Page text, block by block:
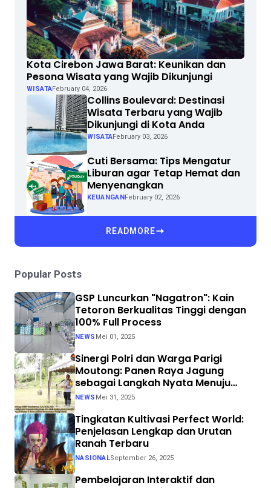
Kota Cirebon Jawa Barat: Keunikan dan
Pesona Wisata yang Wajib Dikunjungi
WISATAFebruary 04, 2026
Collins Boulevard: Destinasi
Wisata Terbaru yang Wajib
Dikunjungi di Kota Anda
WISATAFebruary 03, 2026
Cuti Bersama: Tips Mengatur
Liburan agar Tetap Hemat dan
Menyenangkan
KEUANGANFebruary 02, 2026
READMORE
Popular Posts
GSP Luncurkan "Nagatron": Kain
Tetoron Berkualitas Tinggi dengan
100% Full Process
NEWS Mei 01, 2025
Sinergi Polri dan Warga Parigi
Moutong: Panen Raya Jagung
sebagai Langkah Nyata Menuju
Swasembada Pangan
NEWS Mei 31, 2025
Tingkatan Kultivasi Perfect World:
Penjelasan Lengkap dan Urutan
Ranah Terbaru
NASIONALSeptember 26, 2025
Pembelajaran Interaktif dan